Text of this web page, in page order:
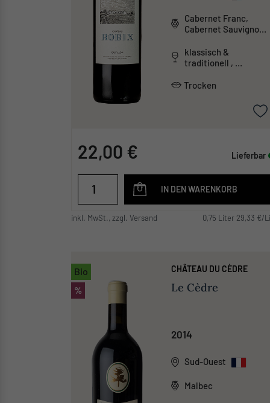
Cabernet Franc,
Cabernet Sauvignon,
klassisch &
traditionell ,
Trocken
22,00 € Lieferbar
IN DEN WARENKORB
inkl. MwSt., zzgl. Versand 0,75 Liter 29,33 €/
Bio
%
CHÂTEAU DU CÈDRE
Le Cèdre
2014
Sud-Ouest
Malbec